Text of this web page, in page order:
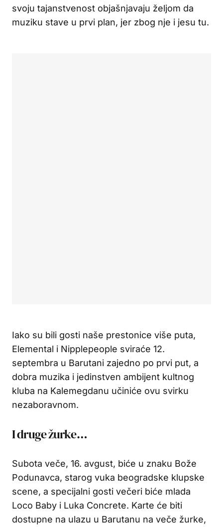
svoju tajanstvenost objašnjavaju željom da
muziku stave u prvi plan, jer zbog nje i jesu tu.
Iako su bili gosti naše prestonice više puta,
Elemental i Nipplepeople sviraće 12.
septembra u Barutani zajedno po prvi put, a
dobra muzika i jedinstven ambijent kultnog
kluba na Kalemegdanu učiniće ovu svirku
nezaboravnom.
I druge žurke…
Subota veče, 16. avgust, biće u znaku Bože
Podunavca, starog vuka beogradske klupske
scene, a specijalni gosti večeri biće mlada
Loco Baby i Luka Concrete. Karte će biti
dostupne na ulazu u Barutanu na veče žurke,